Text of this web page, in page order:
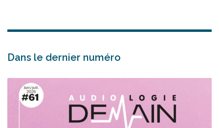
Dans le dernier numéro